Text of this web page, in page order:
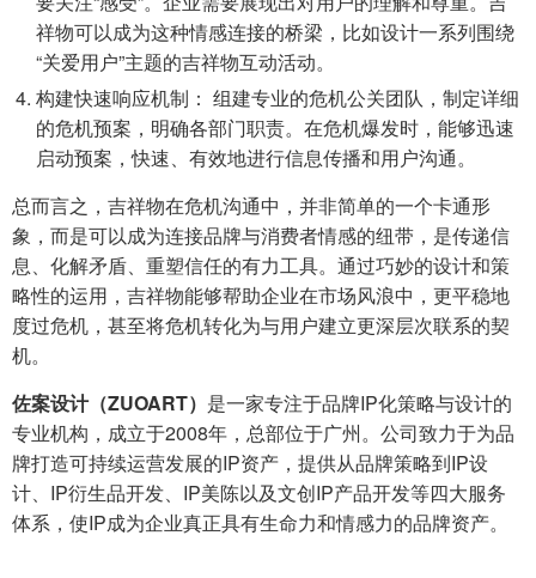
祥物可以成为这种情感连接的桥梁，比如设计一系列围绕
“关爱用户”主题的吉祥物互动活动。
构建快速响应机制： 组建专业的危机公关团队，制定详细
的危机预案，明确各部门职责。在危机爆发时，能够迅速
启动预案，快速、有效地进行信息传播和用户沟通。
总而言之，吉祥物在危机沟通中，并非简单的一个卡通形
象，而是可以成为连接品牌与消费者情感的纽带，是传递信
息、化解矛盾、重塑信任的有力工具。通过巧妙的设计和策
略性的运用，吉祥物能够帮助企业在市场风浪中，更平稳地
度过危机，甚至将危机转化为与用户建立更深层次联系的契
机。
佐案设计（ZUOART） 是一家专注于品牌IP化策略与设计的
专业机构，成立于2008年，总部位于广州。公司致力于为品
牌打造可持续运营发展的IP资产，提供从品牌策略到IP设
计、IP衍生品开发、IP美陈以及文创IP产品开发等四大服务
体系，使IP成为企业真正具有生命力和情感力的品牌资产。